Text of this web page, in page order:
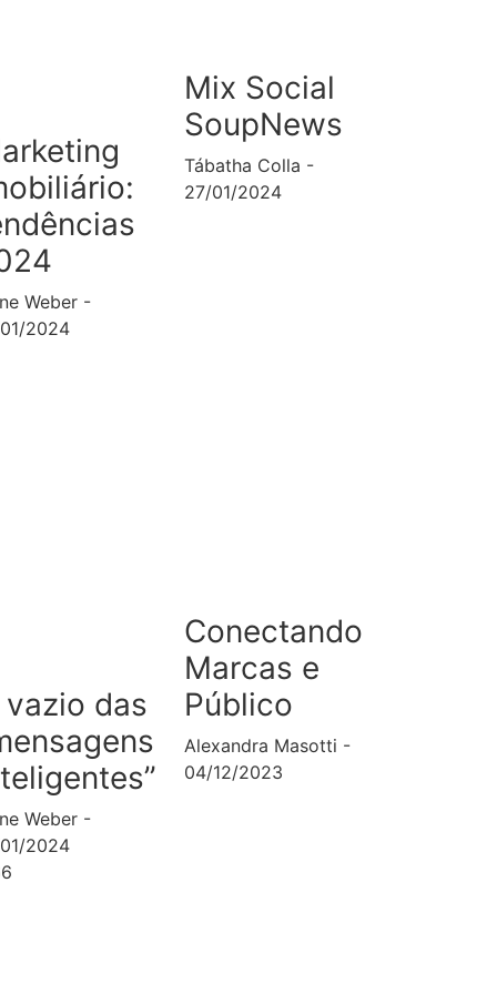
Weber
2024
Mix Social
SoupNews
Tábatha Colla
27/01/2024
vazio das
Weber
2024
Conectando
Marcas e
Público
Alexandra Masotti
04/12/2023